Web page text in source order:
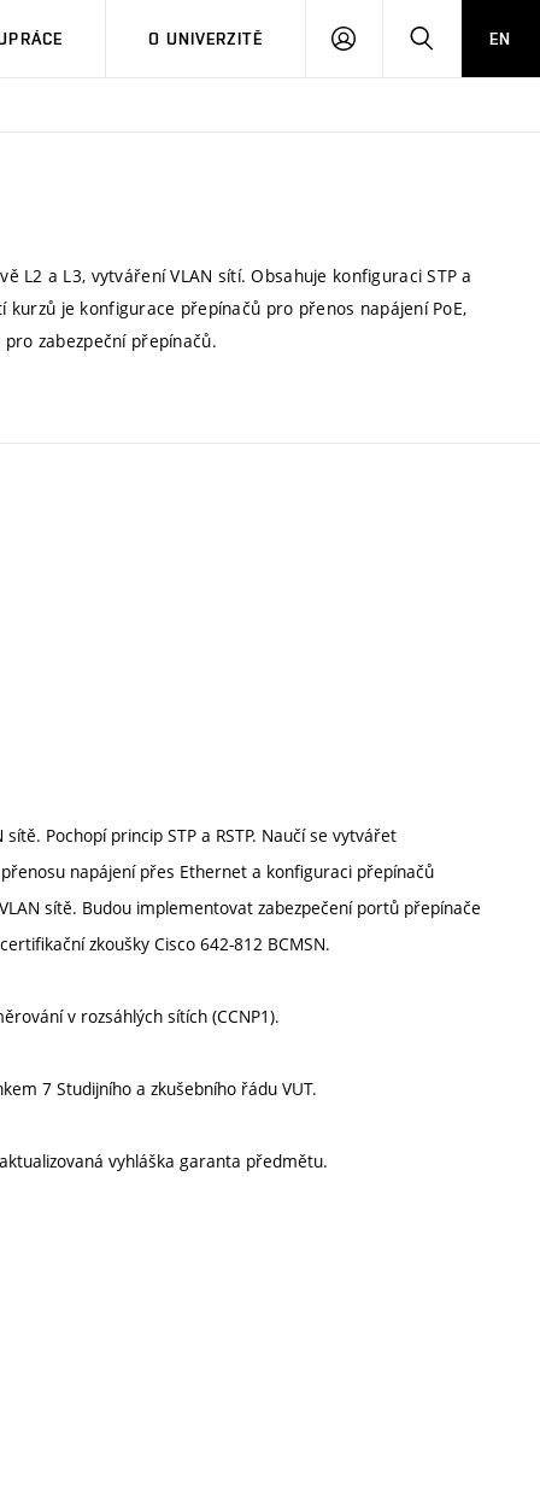
O UNIVERZITĚ
PŘIHLÁSIT HLEDATEN
L2 a L3, vytváření VLAN sítí. Obsahuje konfiguraci STP a
kurzů je konfigurace přepínačů pro přenos napájení PoE,
zabezpeční přepínačů.
Pochopí princip STP a RSTP. Naučí se vytvářet
napájení přes Ethernet a konfiguraci přepínačů
sítě. Budou implementovat zabezpečení portů přepínače
zkoušky Cisco 642-812 BCMSN.
v rozsáhlých sítích (CCNP1).
7 Studijního a zkušebního řádu VUT.
vyhláška garanta předmětu.